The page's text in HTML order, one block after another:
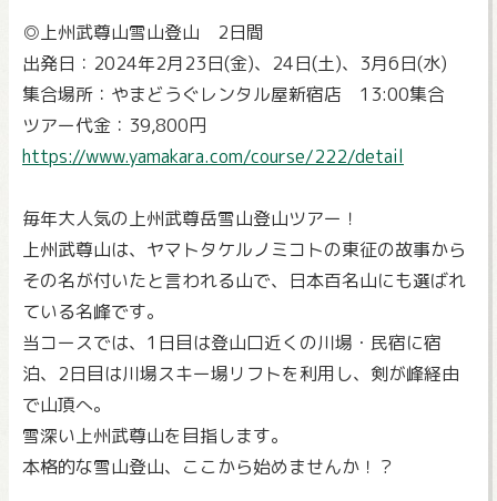
◎上州武尊山雪山登山 2日間
出発日：2024年2月23日(金)、24日(土)、3月6日(水)
集合場所：やまどうぐレンタル屋新宿店 13:00集合
ツアー代金：39,800円
https://www.yamakara.com/course/222/detail
毎年大人気の上州武尊岳雪山登山ツアー！
上州武尊山は、ヤマトタケルノミコトの東征の故事から
その名が付いたと言われる山で、日本百名山にも選ばれ
ている名峰です。
当コースでは、1日目は登山口近くの川場・民宿に宿
泊、2日目は川場スキー場リフトを利用し、剣が峰経由
で山頂へ。
雪深い上州武尊山を目指します。
本格的な雪山登山、ここから始めませんか！？